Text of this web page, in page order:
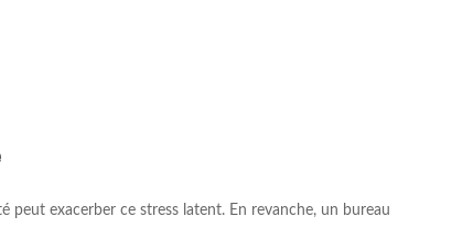
peut exacerber ce stress latent. En revanche, un bureau